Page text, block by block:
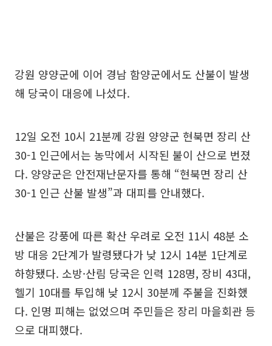
강원 양양군에 이어 경남 함양군에서도 산불이 발생
해 당국이 대응에 나섰다.
12일 오전 10시 21분께 강원 양양군 현북면 장리 산
30-1 인근에서는 농막에서 시작된 불이 산으로 번졌
다. 양양군은 안전재난문자를 통해 “현북면 장리 산
30-1 인근 산불 발생”과 대피를 안내했다.
산불은 강풍에 따른 확산 우려로 오전 11시 48분 소
방 대응 2단계가 발령됐다가 낮 12시 14분 1단계로
하향됐다. 소방·산림 당국은 인력 128명, 장비 43대,
헬기 10대를 투입해 낮 12시 30분께 주불을 진화했
다. 인명 피해는 없었으며 주민들은 장리 마을회관 등
으로 대피했다.